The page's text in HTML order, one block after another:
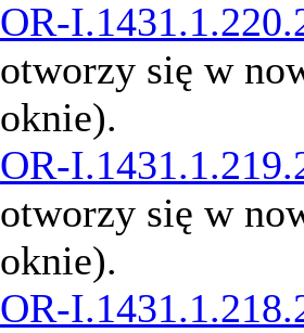
OR-
otworzy się w
oknie).
OR-
otworzy się w
oknie).
OR-